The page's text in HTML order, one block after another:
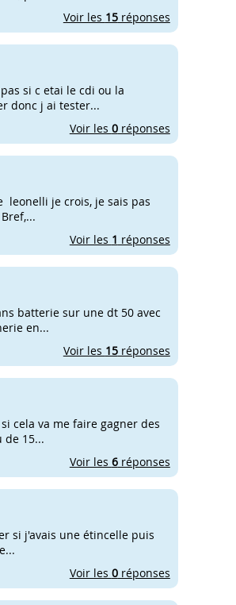
Voir les 15réponses
si c etai le cdi ou la
donc j ai tester...
Voir les 0réponses
leonelli je crois, je sais pas
Voir les 1 réponses
batterie sur une dt 50 avec
en...
Voir les 15réponses
cela va me faire gagner des
de 15...
Voir les 6réponses
si j'avais une étincelle puis
Voir les 0réponses